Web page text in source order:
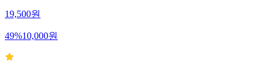
19,500원
49%10,000원